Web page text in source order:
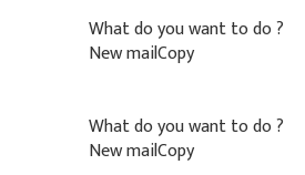
What do you want to do ?
New mailCopy
What do you want to do ?
New mailCopy